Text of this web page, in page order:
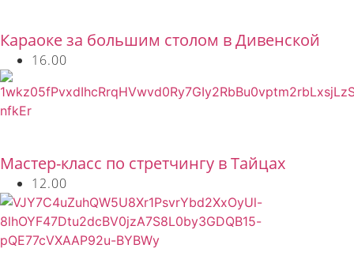
Караоке за большим столом в Дивенской
16.00
Мастер-класс по стретчингу в Тайцах
12.00